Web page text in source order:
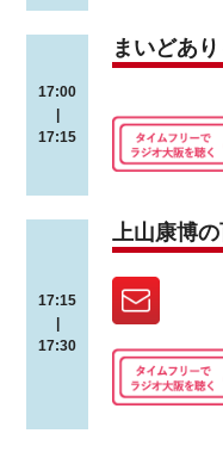
17:00
17:15
まいどあり
17:15
17:30
上山康博